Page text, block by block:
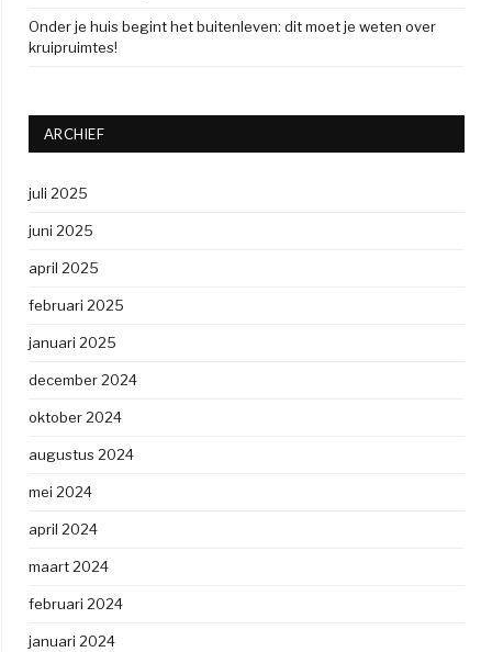
Onder je huis begint het buitenleven: dit moet je weten over
kruipruimtes!
ARCHIEF
juli 2025
juni 2025
april 2025
februari 2025
januari 2025
december 2024
oktober 2024
augustus 2024
mei 2024
april 2024
maart 2024
februari 2024
januari 2024